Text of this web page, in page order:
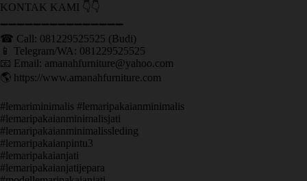
KONTAK KAMI 👇👇
➖➖➖➖➖➖➖➖➖➖➖➖➖➖➖ ㅤ
☎ Call: 081229525525 (Budi)
📱 Telegram/WA: 081229525525
📧 Email: amanahfurniture@yahoo.com
🌎 https://www.amanahfurniture.com
#lemariminimalis #lemaripakaianminimalis
#lemaripakaianminimalisjati
#lemaripakaianminimalissleding
#lemaripakaianpintu3
#lemaripakaianjati
#lemaripakaianjatijepara